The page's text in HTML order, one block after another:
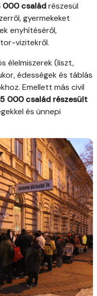
000 családrészesül
gyermekeket
enyhítéséről,
vizitekről.
élelmiszerek (liszt,
édességek és táblás
Emellett más civil
000 család részesült
és ünnepi